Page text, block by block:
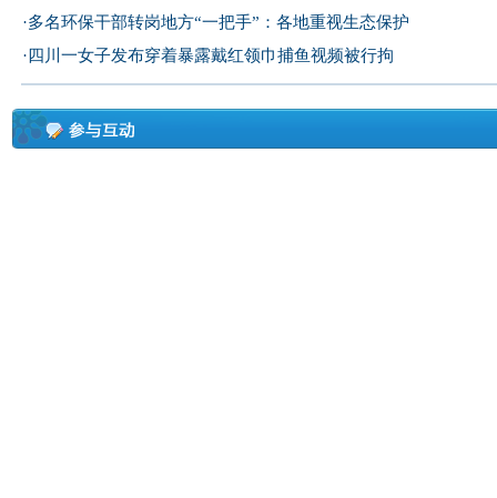
·多名环保干部转岗地方“一把手”：各地重视生态保护
· 四川一女子发布穿着暴露戴红领巾捕鱼视频被行拘